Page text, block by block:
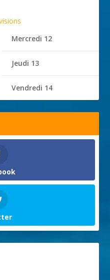
Mercredi 12
Jeudi 13
Vendredi 14